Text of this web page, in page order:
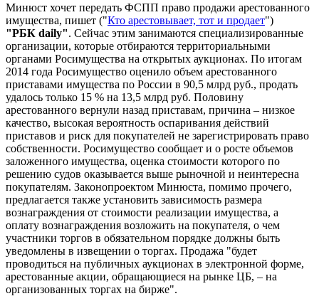
Минюст хочет передать ФСПП право продажи арестованного
имущества, пишет ("Кто арестовывает, тот и продает")
"РБК daily". Сейчас этим занимаются специализированные
организации, которые отбираются территориальными
органами Росимущества на открытых аукционах. По итогам
2014 года Росимущество оценило объем арестованного
приставами имущества по России в 90,5 млрд руб., продать
удалось только 15 % на 13,5 млрд руб. Половину
арестованного вернули назад приставам, причина – низкое
качество, высокая вероятность оспаривания действий
приставов и риск для покупателей не зарегистрировать право
собственности. Росимущество сообщает и о росте объемов
заложенного имущества, оценка стоимости которого по
решению судов оказывается выше рыночной и неинтересна
покупателям. Законопроектом Минюста, помимо прочего,
предлагается также установить зависимость размера
вознаграждения от стоимости реализации имущества, а
оплату вознаграждения возложить на покупателя, о чем
участники торгов в обязательном порядке должны быть
уведомлены в извещении о торгах. Продажа "будет
проводиться на публичных аукционах в электронной форме,
арестованные акции, обращающиеся на рынке ЦБ, – на
организованных торгах на бирже".